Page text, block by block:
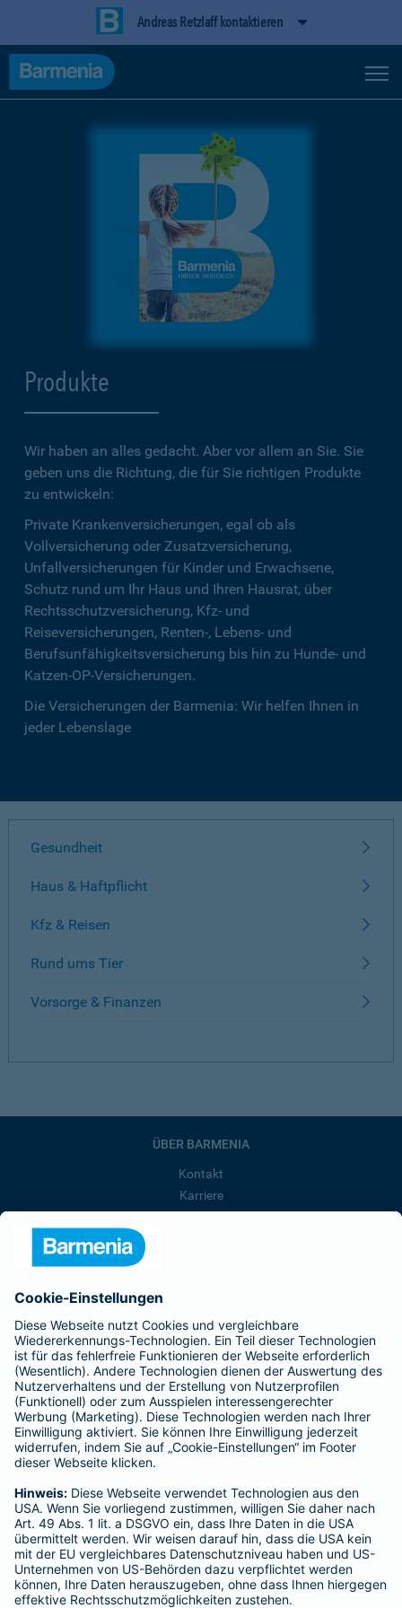
Andreas Retzlaff kontaktieren
Produkte
Wir haben an alles gedacht. Aber vor allem an Sie. Sie
geben uns die Richtung, die für Sie richtigen Produkte
zu entwickeln:
Private Krankenversicherungen, egal ob als
Vollversicherung oder Zusatzversicherung,
Unfallversicherungen für Kinder und Erwachsene,
Schutz rund um Ihr Haus und Ihren Hausrat, über
Rechtsschutzversicherung, Kfz- und
Reiseversicherungen, Renten-, Lebens- und
Berufsunfähigkeitsversicherung bis hin zu Hunde- und
Katzen-OP-Versicherungen.
Die Versicherungen der Barmenia: Wir helfen Ihnen in
jeder Lebenslage
Gesundheit
Haus & Haftpflicht
Kfz & Reisen
Rund ums Tier
Vorsorge & Finanzen
ÜBER BARMENIA
Kontakt
Karriere
Barmenia ist Teil der BarmeniaGothaer
BELIEBTE SEITEN
Kranken-Zusatzversicherung
Tierversicherungen
Haftpflichtversicherung
Hausratversicherung
Adresse ändern
Schaden melden
Kilometerstandsmeldung
Serviceübersicht